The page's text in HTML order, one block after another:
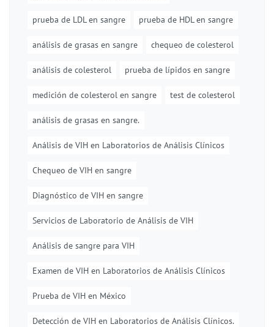
prueba de LDL en sangre prueba de HDL en sangre
análisis de grasas en sangre chequeo de colesterol
análisis de colesterol prueba de lípidos en sangre
medición de colesterol en sangre test de colesterol
análisis de grasas en sangre.
Análisis de VIH en Laboratorios de Análisis Clínicos
Chequeo de VIH en sangre
Diagnóstico de VIH en sangre
Servicios de Laboratorio de Análisis de VIH
Análisis de sangre para VIH
Examen de VIH en Laboratorios de Análisis Clínicos
Prueba de VIH en México
Detección de VIH en Laboratorios de Análisis Clínicos.